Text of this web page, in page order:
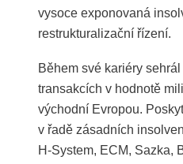
vysoce exponovaná
restrukturalizační řízení.
Během své kariéry
transakcích v hodnotě
východní Evropou.
v řadě zásadních
H-System, ECM, Sazka,